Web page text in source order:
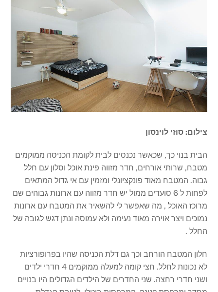
צילום: סוזי לוינסון
הבית בנוי כך, שכאשר נכנסים לבית לקומת הכניסה ממוקמים
מטבח, שרותי אורחים, חדר מזווה פינת אוכל וסלון עם חלל
גבוה. המטבח מאוד פונקציונלי ומזמין עם אי גדול המתאים
לפחות ל 6 סועדים ממול יש חדר מזווה עם ארונות גבוהים שם
מרוכז האוכל , מה שאפשר לי להשאיר את המטבח עם ארונות
נמוכים ויצר אוירה מאוד נעימה ולא עמוסה ונתן דגש לגובה של
החלל .
חלון המטבח הורחב וכך גם דלת הכניסה שהיו בפרופורציות
לא נכונות לחלל. חצי קומה למעלה ממוקמים 4 חדרי ילדים
ושני חדרי רחצה. שני החדרים של הילדים הגדולים היו בנויים